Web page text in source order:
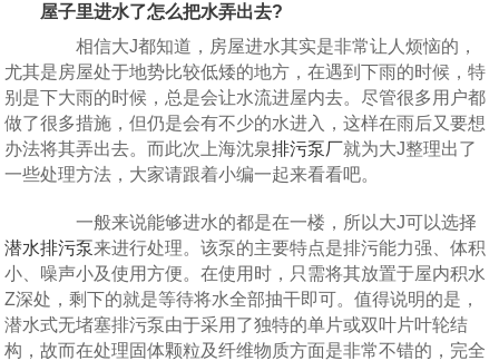
屋子里进水了怎么把水弄出去?
相信大J都知道，房屋进水其实是非常让人烦恼的，
尤其是房屋处于地势比较低矮的地方，在遇到下雨的时候，特
别是下大雨的时候，总是会让水流进屋内去。尽管很多用户都
做了很多措施，但仍是会有不少的水进入，这样在雨后又要想
办法将其弄出去。而此次上海沈泉排污泵厂就为大J整理出了
一些处理方法，大家请跟着小编一起来看看吧。
一般来说能够进水的都是在一楼，所以大J可以选择
潜水排污泵来进行处理。该泵的主要特点是排污能力强、体积
小、噪声小及使用方便。在使用时，只需将其放置于屋内积水
Z深处，剩下的就是等待将水全部抽干即可。值得说明的是，
潜水式无堵塞排污泵由于采用了独特的单片或双叶片叶轮结
构，故而在处理固体颗粒及纤维物质方面是非常不错的，完全